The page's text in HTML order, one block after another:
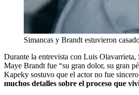
Simancas y Brandt estuvieron
Durante la entrevista con Luis Olavarrieta,
Maye Brandt fue “su gran dolor, su gran
Kapeky sostuvo que el actor no fue
muchos detalles sobre el proceso que